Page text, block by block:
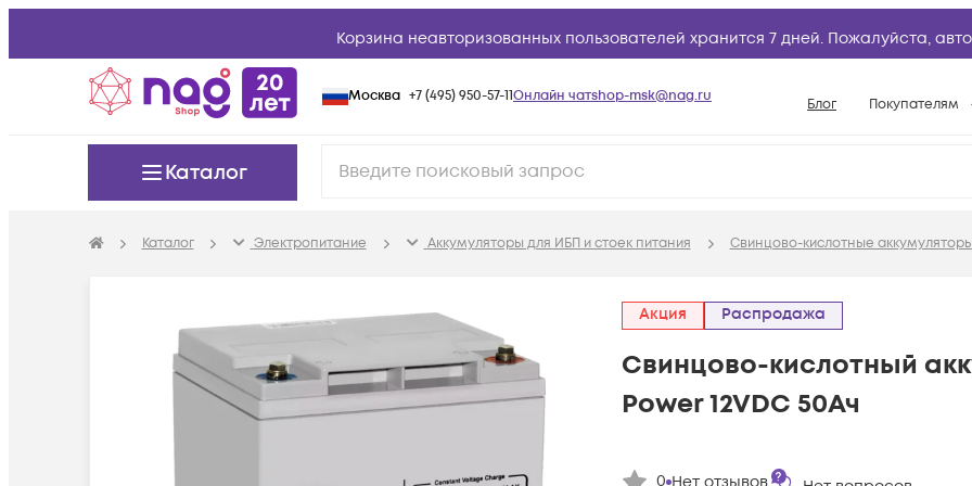
Корзина неавторизованных пользователей хранится 7 дней. Пожалуйста,
Москва +7 (495) 950-57-11Онлайн чатshop-msk@nag.ru Блог Покупателям
Условия
Вопросы и
Каталог
Каталог Электропитание Аккумуляторы для ИБП и стоек питания Свинцово-кислотные аккумуляторы
Акция Распродажа
Свинцово-кислотный
Power 12VDC 50Ач
0 Нет отзывов